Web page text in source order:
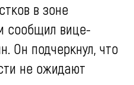
в зоне
сообщил вице-
Он подчеркнул, что
не ожидают